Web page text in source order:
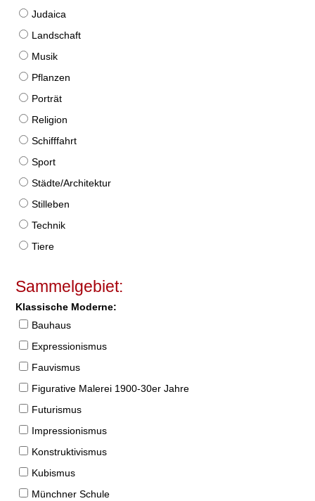
Judaica
Landschaft
Musik
Pflanzen
Porträt
Religion
Schifffahrt
Sport
Städte/Architektur
Stilleben
Technik
Tiere
Sammelgebiet:
Klassische Moderne:
Bauhaus
Expressionismus
Fauvismus
Figurative Malerei 1900-30er Jahre
Futurismus
Impressionismus
Konstruktivismus
Kubismus
Münchner Schule